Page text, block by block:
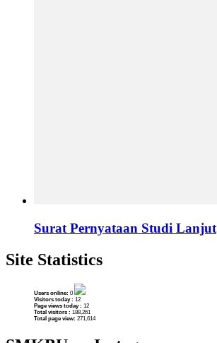
Surat Pernyataan Studi Lanjut
Site Statistics
Users online: 0
Visitors today : 12
Page views today : 12
Total visitors : 188,261
Total page view: 271,614